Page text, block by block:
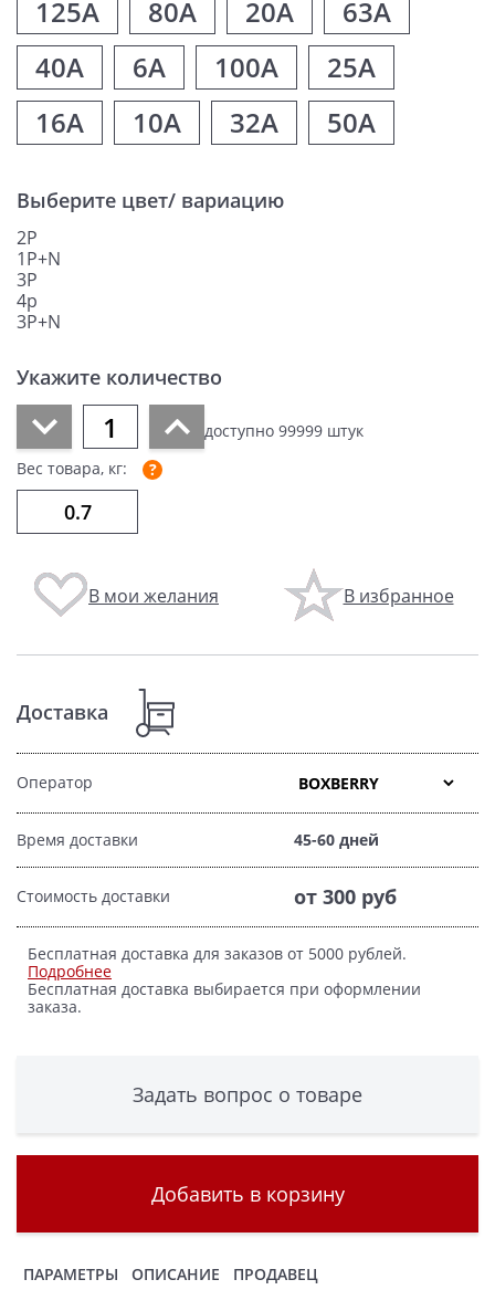
125A 80A 20A
63A
40A
6A 100A
25A
16A
10A 32A 50A
Выберите цвет/ вариацию
2P
1P+N
3P
4p
3P+N
Укажите количество
доступно 99999 штук
Вес товара, кг:
В мои желания В избранное
Доставка
Оператор
Время доставки 45-60 дней
Стоимость доставки от 300 руб
Бесплатная доставка для заказов от 5000 рублей.
Подробнее
Бесплатная доставка выбирается при оформлении
заказа.
Задать вопрос о товаре
Добавить в корзину
ПАРАМЕТРЫ ОПИСАНИЕ ПРОДАВЕЦ